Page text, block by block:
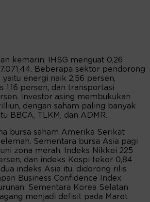
kemarin, IHSG menguat 0,26
Beberapa sektor pendorong
yaitu energi naik 2,56 persen,
1,16 persen, dan transportasi
Investor asing membukukan
dengan saham paling banyak
BBCA, TLKM, dan ADMR.
bursa saham Amerika Serikat
Sementara bursa Asia pagi
zona merah. Indeks Nikkei 225
dan indeks Kospi tekor 0,84
indeks Asia itu, didorong rilis
Business Confidence Index
Sementara Korea Selatan
menjadi defisit pada Maret